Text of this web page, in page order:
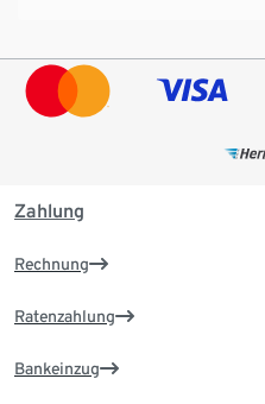
Zahlung
Rechnung
Ratenzahlung
Bankeinzug